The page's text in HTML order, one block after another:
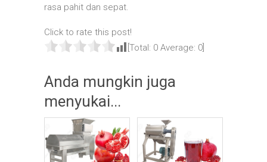
rasa pahit dan sepat.
Click to rate this post!
[Total: 0 Average: 0
Anda mungkin juga
menyukai...